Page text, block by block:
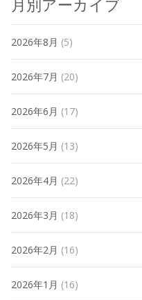
月別アーカイブ
2026年8月 (5)
2026年7月 (20)
2026年6月 (17)
2026年5月 (13)
2026年4月 (22)
2026年3月 (18)
2026年2月 (16)
2026年1月 (16)